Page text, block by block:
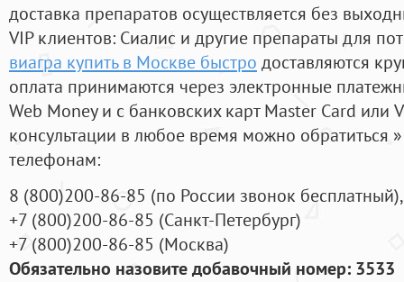
доставка препаратов осуществляется без
VIP клиентов: Сиалис и другие препараты для
виагра купить в Москве быстро доставляются
оплата принимаются через электронные
Web Money и с банковских карт Master Card или
консультации в любое время можно обратиться
телефонам:
8 (800)200-86-85 (по России звонок бесплатный),
+7 (800)200-86-85 (Санкт-Петербург)
+7 (800)200-86-85 (Москва)
Обязательно назовите добавочный номер: 3533